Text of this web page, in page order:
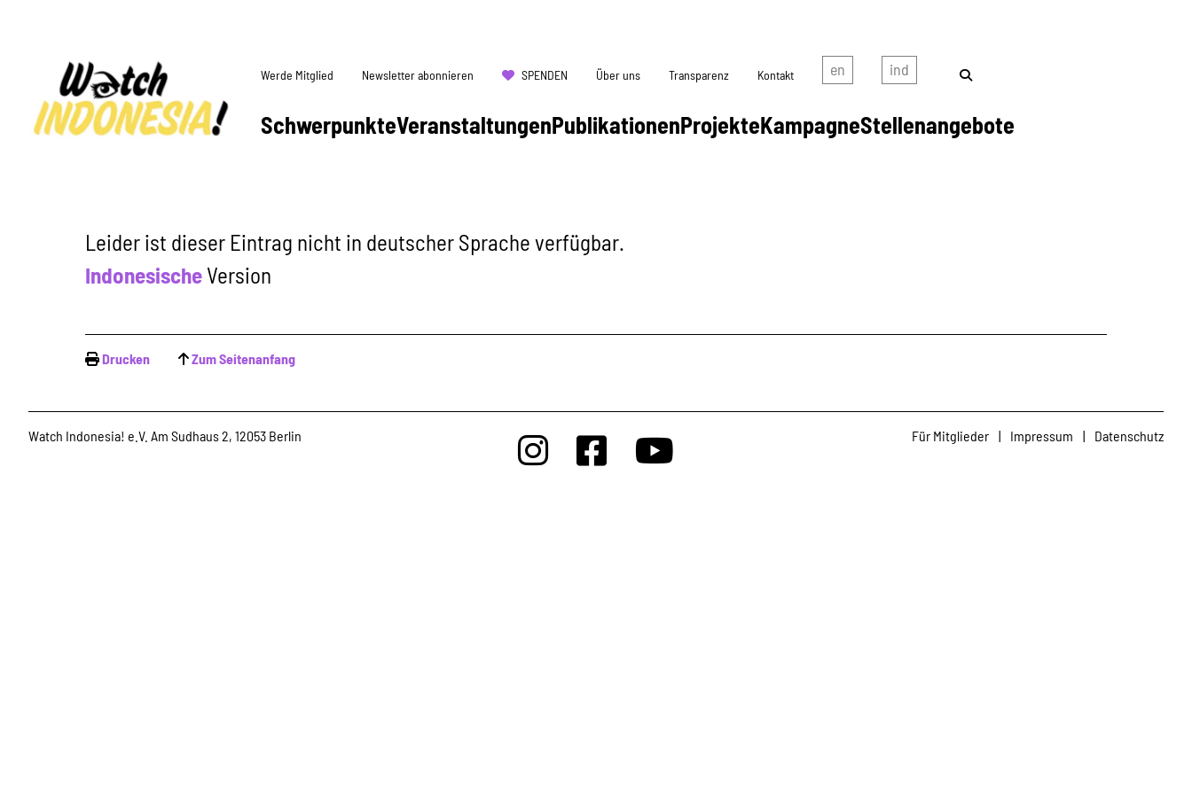
SchwerpunkteVeranstaltungenPublikationenProjekteKampagneStellenangebote
Werde Mitglied Newsletter abonnieren SPENDEN Über uns Transparenz Kontakt
Leider ist dieser Eintrag nicht in deutscher Sprache verfügbar.
Indonesische Version
Drucken Zum Seitenanfang
Watch Indonesia! e.V. Am Sudhaus 2, 12053 Berlin Für Mitglieder | Impressum | Datenschutz